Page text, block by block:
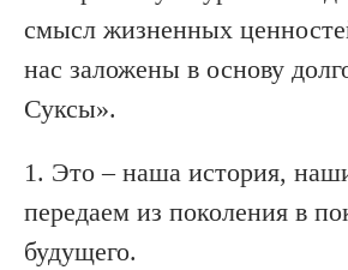
смысл жизненных
нас заложены в основу
Суксы».
1. Это – наша история,
передаем из поколения в
будущего.